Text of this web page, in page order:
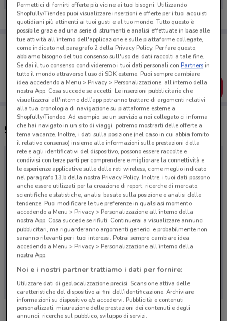
Porta DoveConviene sempre con te!
Puoi trovare le migliori offerte dei negozi vicino a te,
salvarle e creare la tua lista del risparmio, comodamente
dal tuo cellulare.
SCARICA L’APP
Supermercati Prix e orari
Non ci sono negozi nelle vicinanze
Permettici di fornirti offerte più vicine ai tuoi bisogni: Utilizzando
Shopfully/Tiendeo puoi visualizzare inserzioni e offerte per i tuoi acquisti
quotidiani più attinenti ai tuoi gusti e al tuo mondo. Tutto questo è
possibile grazie ad una serie di strumenti e analisi effettuate in base alle
tue attività all'interno dell'applicazione e sulle piattaforme collegate,
come indicato nel paragrafo 2 della Privacy Policy. Per fare questo,
abbiamo bisogno del tuo consenso sull'uso dei dati raccolti a tale fine.
Se dai il tuo consenso condivideremo i tuoi dati personali conPartnersin
tutto il mondo attraverso l’uso di SDK esterne. Puoi sempre cambiare
idea accedendo a Menu > Privacy > Personalizzazione, all’interno della
nostra App. Cosa succede se accetti: Le inserzioni pubblicitarie che
visualizzerai all'interno dell’app potranno trattare di argomenti relativi
alla tua cronologia di navigazione su piattaforme esterne a
Shopfully/Tiendeo. Ad esempio, se un servizio a noi collegato ci informa
che hai navigato in un sito di viaggi, potremo mostrarti delle offerte a
tema vacanze. Inoltre, i dati sulla posizione (nel caso in cui abbia fornito
il relativo consenso) insieme alle informazioni sulle prestazioni della
rete e agli identificativi del dispositivo, possono essere raccolte e
condivisi con terze parti per comprendere e migliorare la connettività e
le esperienze applicative sulle delle reti wireless, come meglio indicato
nel paragrafo 13.b della nostra Privacy Policy. Inoltre, i tuoi dati possono
anche essere utilizzati per la creazione di report, ricerche di mercato,
scientifiche e statistiche, analisi basate sulla posizione e analisi delle
tendenze. Puoi modificare le tue preferenze in qualsiasi momento
accedendo a Menu > Privacy > Personalizzazione all'interno della
nostra App. Cosa succede se rifiuti: Continuerai a visualizzare annunci
pubblicitari, ma riguarderanno argomenti generici e probabilmente non
saranno rilevanti per i tuoi interessi. Potrai sempre cambiare idea
accedendo a Menu > Privacy > Personalizzazione all'interno della
nostra App.
Noi e i nostri partner trattiamo i dati per fornire:
Utilizzare dati di geolocalizzazione precisi. Scansione attiva delle
caratteristiche del dispositivo ai fini dell’identificazione. Archiviare
informazioni su dispositivo e/o accedervi. Pubblicità e contenuti
personalizzati, misurazione delle prestazioni dei contenuti e degli
annunci, ricerche sul pubblico, sviluppo di servizi.